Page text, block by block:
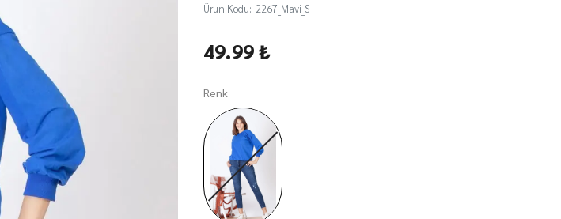
Ürün Kodu: 2267_Mavi_S
49.99 ₺
Renk